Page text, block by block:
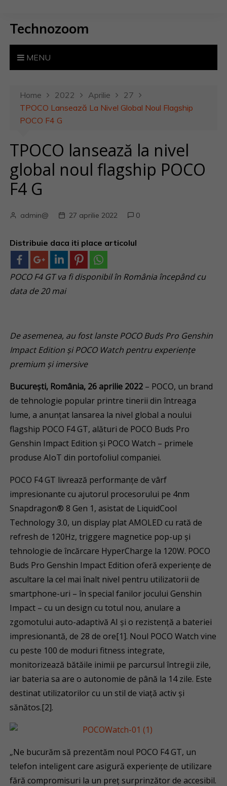
Technozoom
MENU
Home 2022 Aprilie
27
TPOCO Lansează La Nivel Global Noul Flagship
POCO F4 G
TPOCO lansează la nivel
global noul flagship POCO
F4 G
admin@ 27 aprilie 2022 0
Distribuie daca iti place articolul
POCO F4 GT va fi disponibil în România începând cu
data de 20 mai
De asemenea, au fost lanste POCO Buds Pro Genshin
Impact Edition și POCO Watch pentru experiențe
premium și imersive
București, România, 26 aprilie 2022 – POCO, un brand
de tehnologie popular printre tinerii din întreaga
lume, a anunțat lansarea la nivel global a noului
flagship POCO F4 GT, alături de POCO Buds Pro
Genshin Impact Edition și POCO Watch – primele
produse AIoT din portofoliul companiei.
POCO F4 GT livrează performanțe de vârf
impresionante cu ajutorul procesorului pe 4nm
Snapdragon® 8 Gen 1, asistat de LiquidCool
Technology 3.0, un display plat AMOLED cu rată de
refresh de 120Hz, triggere magnetice pop-up și
tehnologie de încărcare HyperCharge la 120W. POCO
Buds Pro Genshin Impact Edition oferă experiențe de
ascultare la cel mai înalt nivel pentru utilizatorii de
smartphone-uri – în special fanilor jocului Genshin
Impact – cu un design cu totul nou, anulare a
zgomotului auto-adaptivă AI și o rezistență a bateriei
impresionantă, de 28 de ore[1]. Noul POCO Watch vine
cu peste 100 de moduri fitness integrate,
monitorizează bătăile inimii pe parcursul întregii zile,
iar bateria sa are o autonomie de până la 14 zile. Este
destinat utilizatorilor cu un stil de viață activ și
sănătos.[2].
„Ne bucurăm să prezentăm noul POCO F4 GT, un
telefon inteligent care asigură experiențe de utilizare
fără compromisuri la un preț surprinzător de accesibil.